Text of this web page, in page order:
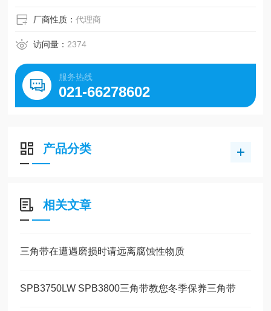
厂商性质：代理商
访问量： 2374
服务热线
021-66278602
产品分类
相关文章
三角带在遭遇磨损时请远离腐蚀性物质
SPB3750LW SPB3800三角带教您冬季保养三角带